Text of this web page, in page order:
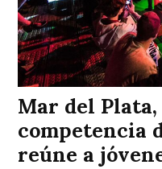
Mar del Plata,
competencia
reúne a